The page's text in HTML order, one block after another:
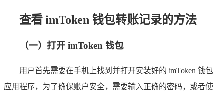
查看 imToken 钱包转账记录的方法
（一）打开 imToken 钱包
用户首先需要在手机上找到并打开安装好的 imToken 钱包
应用程序，为了确保账户安全，需要输入正确的密码，或者使